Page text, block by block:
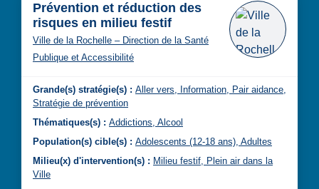
Prévention et réduction des
risques en milieu festif
Ville de la Rochelle – Direction de la Santé
Publique et Accessibilité
Grande(s) stratégie(s) : Aller vers, Information, Pair aidance,
Stratégie de prévention
Thématiques(s) : Addictions, Alcool
Population(s) cible(s) : Adolescents (12-18 ans), Adultes
Milieu(x) d'intervention(s) : Milieu festif, Plein air dans la
Ville